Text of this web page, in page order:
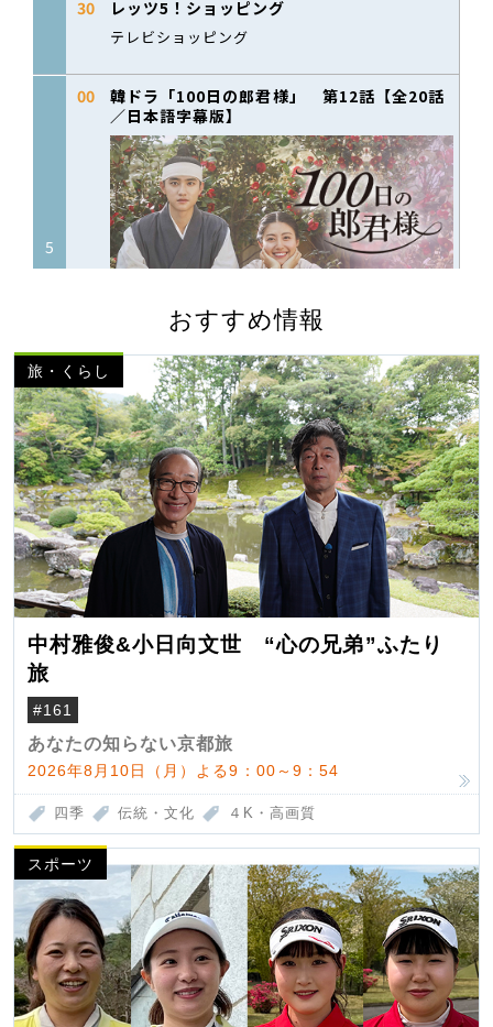
おすすめ情報
旅・くらし
中村雅俊&小日向文世 “心の兄弟”ふたり
旅
#161
あなたの知らない京都旅
2026年8月10日（月）よる9：00～9：54
四季 伝統・文化 ４K・高画質
スポーツ